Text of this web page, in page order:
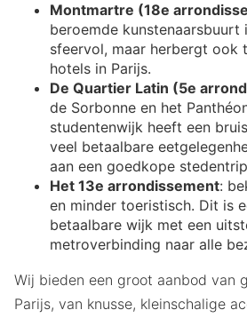
Montmartre (18e
beroemde kunstenaarsbuurt
sfeervol, maar herbergt ook
hotels in Parijs.
De Quartier Latin (5e
de Sorbonne en het
studentenwijk heeft een
veel betaalbare
aan een goedkope
Het 13e arrondissement:
en minder toeristisch. Dit is
betaalbare wijk met een
metroverbinding naar alle
Wij bieden een groot aanbod van
Parijs, van knusse, kleinschalige